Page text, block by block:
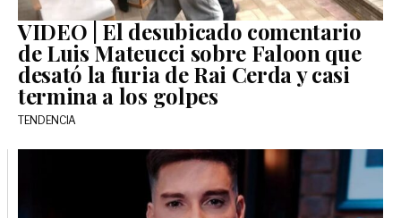
VIDEO | El desubicado comentario
de Luis Mateucci sobre Faloon que
desató la furia de Rai Cerda y casi
termina a los golpes
TENDENCIA